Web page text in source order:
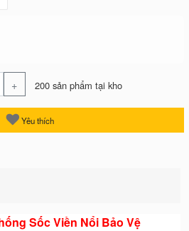
+ 200 sản phẩm tại kho
Yêu thích
Sốc Viền Nổi Bảo Vệ